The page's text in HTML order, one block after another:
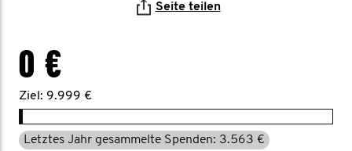
Seite teilen
0 €
Ziel: 9.999 €
Letztes Jahr gesammelte Spenden: 3.563 €